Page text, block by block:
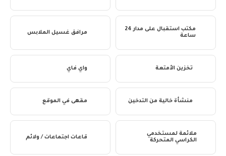
مكتب استقبال على مدار 24
ساعة
مرافق غسيل الملابس
تخزين الأمتعة واي فاي
منشأة خالية من التدخين مقهى في الموقع
ملائمة لمستخدمي
الكراسي المتحركة
قاعات اجتماعات / ولائم